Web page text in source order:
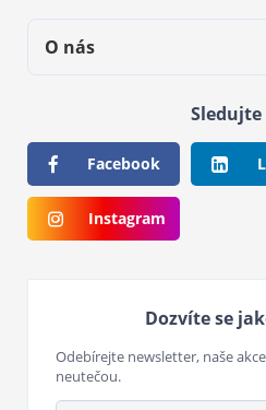
O nás
Sledujte
Facebook
Instagram
Dozvíte se
Odebírejte newsletter, naše
neutečou.